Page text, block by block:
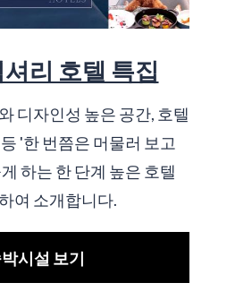
리 호텔 특집
디자인성 높은 공간, 호텔
'한 번쯤은 머물러 보고
하는 한 단계 높은 호텔
여 소개합니다.
시설 보기